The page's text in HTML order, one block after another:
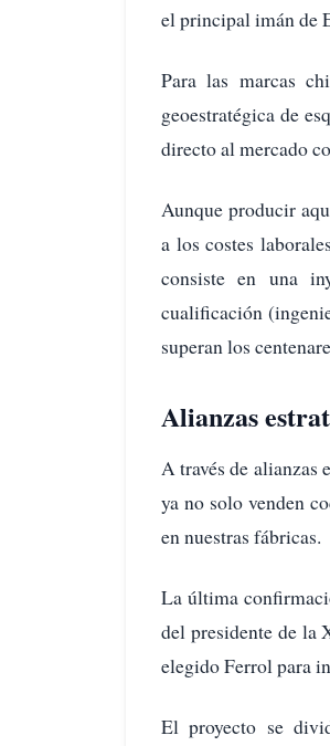
el principal imán de
Para las marcas
geoestratégica de
directo al mercado
Aunque producir
a los costes
consiste en una
cualificación
superan los
Alianzas
A través de alianzas
ya no solo venden
en nuestras fábricas.
La última
del presidente de la
elegido Ferrol para
El proyecto se